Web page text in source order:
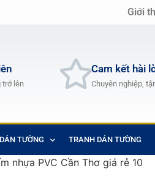
Giới
trở lên
Cam kết hài
Chuyên nghiệp,
TƯỜNG TRANH DÁN TƯỜNG
nhựa PVC Cần Thơ giá rẻ 10